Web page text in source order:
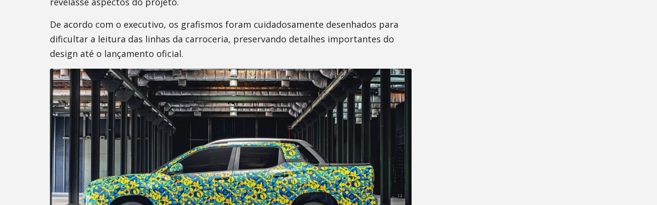
De acordo com o executivo, os grafismos foram cuidadosamente desenhados para
dificultar a leitura das linhas da carroceria, preservando detalhes importantes do
design até o lançamento oficial.